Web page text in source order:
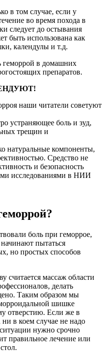
в том случае, если у
во время похода в
следует до остывания
быть использована как
календулы и т.д.
геморрой в домашних
препаратов.
наши читатели советуют
устраняющее боль и зуд,
трещин и
натуральные компоненты,
Средство не
и безопасность
исследованиями в НИИ
боль при геморрое,
пытаться
но простых способов
считается массаж области
делать
Таким образом мы
шишке
отверстию. Если же в
в коем случае не надо
нужно срочно
правильное лечение или